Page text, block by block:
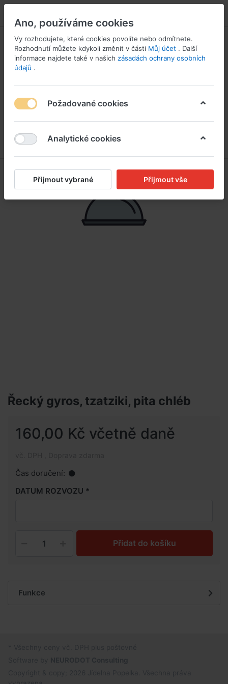
Řecký gyros, tzatziki, pita chléb
160,00 Kč včetně daně
Čas doručení:
DATUM ROZVOZU
Přidat do košíku
Funkce
Ano, používáme cookies
Vy rozhodujete, které cookies povolíte nebo odmítnete.
Rozhodnutí můžete kdykoli změnit v části Můj účet . Další
informace najdete také v našich zásadách ochrany osobních
údajů .
Požadované cookies
Analytické cookies
Přijmout vybrané Přijmout vše